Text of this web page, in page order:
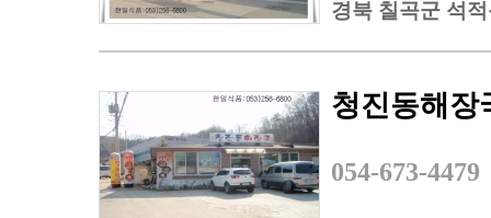
경북 칠곡군 석
청진동해장
054-673-4479